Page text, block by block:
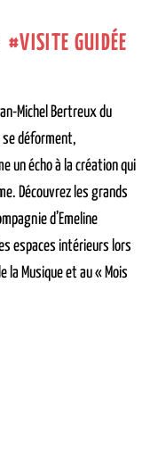
VISITE GUIDÉE
Michel Bertreux du
se déforment,
un écho à la création qui
Découvrez les grands
d’Emeline
espaces intérieurs lors
la Musique et au « Mois